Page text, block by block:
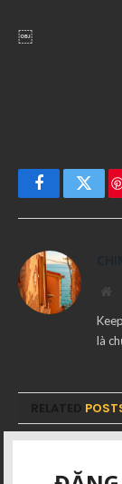
￼
Facebook
là